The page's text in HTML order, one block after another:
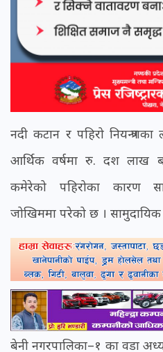
नदी कटान र पहिरो
आर्थिक वर्षमा रु. दश लाख
कमेरेको पहिरोका कारण
जोखिममा परेको छ ।
बेनी नगरपालिका–१ का वडा